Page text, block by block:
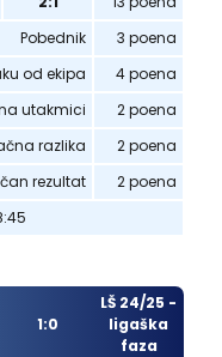
Pobednik
3 poena
od ekipa
4 poena
utakmici
2 poena
razlika
2 poena
rezultat
2 poena
1:0
LŠ 24/25 -
ligaška
faza